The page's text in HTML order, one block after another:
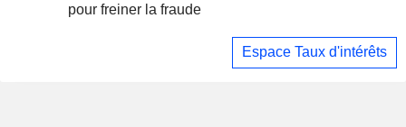
pour freiner la fraude
Espace Taux d'intérêts